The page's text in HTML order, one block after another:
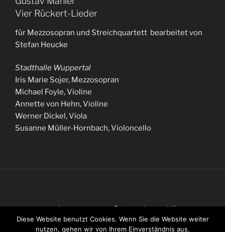
Vier Rückert-Lieder
für Mezzosopran und Streichquartett bearbeitet von
Stefan Heucke
Stadthalle Wuppertal
Iris Marie Sojer, Mezzosopran
Michael Foyle, Violine
Annette von Hehn, Violine
Werner Dickel, Viola
Susanne Müller-Hornbach, Violoncello
Kontakt Impressum Datenschutzerklärung
Diese Website benutzt Cookies. Wenn Sie die Website weiter
nutzen, gehen wir von Ihrem Einverständnis aus.